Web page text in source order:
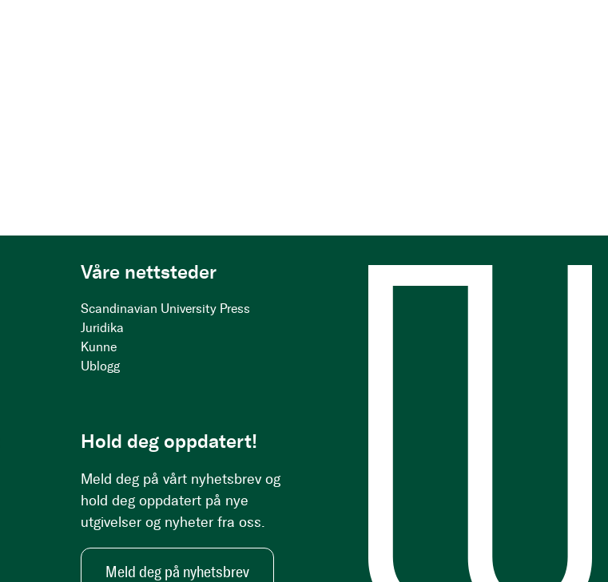
Våre nettsteder
Scandinavian University Press
Juridika
Kunne
Ublogg
Hold deg oppdatert!
Meld deg på vårt nyhetsbrev og
hold deg oppdatert på nye
utgivelser og nyheter fra oss.
Meld deg på nyhetsbrev